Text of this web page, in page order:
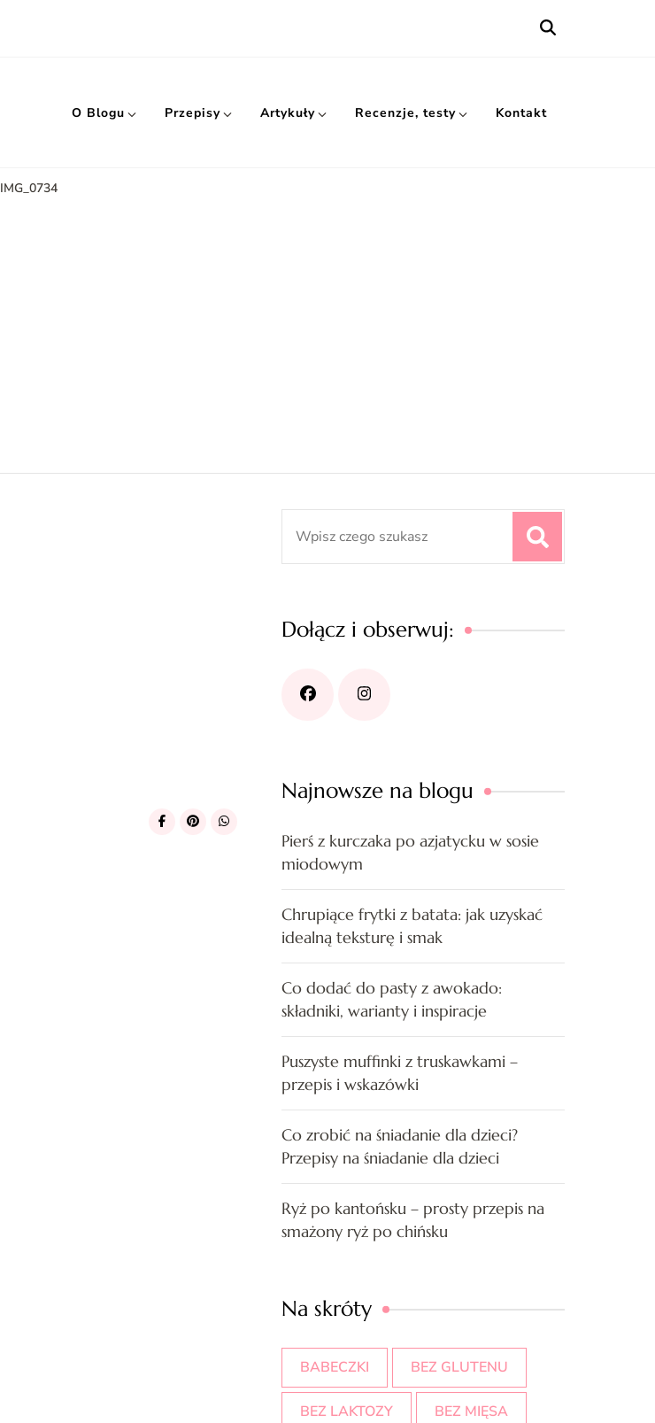
O Blogu Przepisy Artykuły Recenzje, testy Kontakt
IMG_0734
Dołącz i obserwuj:
Najnowsze na blogu
Pierś z kurczaka po azjatycku w sosie
miodowym
Chrupiące frytki z batata: jak uzyskać
idealną teksturę i smak
Co dodać do pasty z awokado:
składniki, warianty i inspiracje
Puszyste muffinki z truskawkami –
przepis i wskazówki
Co zrobić na śniadanie dla dzieci?
Przepisy na śniadanie dla dzieci
Ryż po kantońsku – prosty przepis na
smażony ryż po chińsku
Na skróty
BABECZKI BEZ GLUTENU
BEZ LAKTOZY BEZ MIĘSA